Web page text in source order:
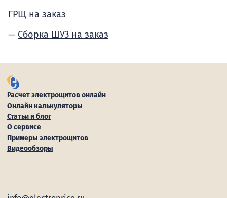
ГРЩ на заказ
Сборка ШУЗ на заказ
Расчет электрощитов онлайн
Онлайн калькуляторы
Статьи и блог
О сервисе
Примеры электрощитов
Видеообзоры